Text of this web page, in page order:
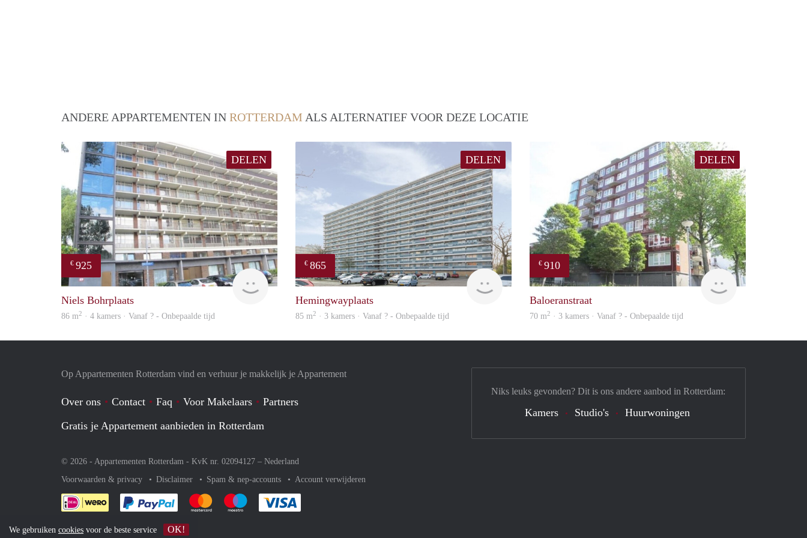
ANDERE APPARTEMENTEN IN ROTTERDAM ALS ALTERNATIEF VOOR DEZE LOCATIE
DELEN
€ 925
rent
Niels Bohrplaats
86 m2 · 4 kamers · Vanaf ? - Onbepaalde tijd
DELEN
€ 865
Woning
Hemingwayplaats
85 m2 · 3 kamers · Vanaf ? - Onbepaalde tijd
DELEN
€ 910
finder
Baloeranstraat
70 m2 · 3 kamers · Vanaf ? - Onbepaalde tijd
Op Appartementen Rotterdam vind en verhuur je makkelijk je Appartement
Over ons Contact Faq Voor Makelaars
Partners
Gratis je Appartement aanbieden in Rotterdam
© 2026 - Appartementen Rotterdam - KvK nr. 02094127 – Nederland
Voorwaarden & privacy
Disclaimer Spam & nep-accounts Account verwijderen
Je rekent gemakkelijk af met Paypal
Je rekent gemakkelijk af met Mastercard
Je rekent gemakkelijk af met Meastro
Niks leuks gevonden? Dit is ons andere aanbod in Rotterdam:
Kamers Studio's Huurwoningen
We gebruiken cookies voor de beste service OK!